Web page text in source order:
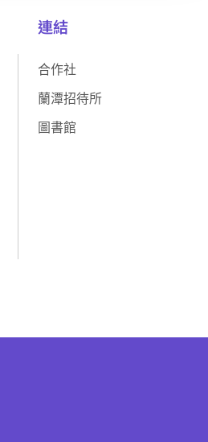
連結
合作社
蘭潭招待所
圖書館